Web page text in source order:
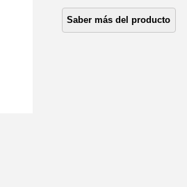
DEL*CH
MONZA
86/88